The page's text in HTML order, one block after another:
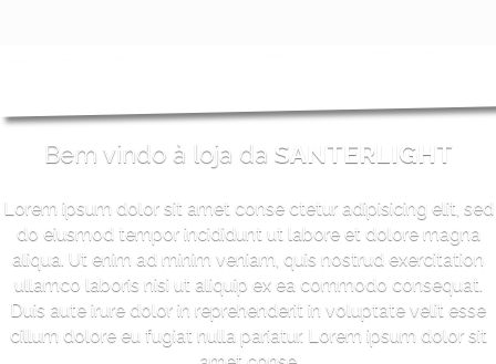
Bem vindo à loja da SANTERLIGHT
Lorem ipsum dolor sit amet conse ctetur adipisicing elit, sed
do eiusmod tempor incididunt ut labore et dolore magna
aliqua. Ut enim ad minim veniam, quis nostrud exercitation
ullamco laboris nisi ut aliquip ex ea commodo consequat.
Duis aute irure dolor in reprehenderit in voluptate velit esse
cillum dolore eu fugiat nulla pariatur. Lorem ipsum dolor sit